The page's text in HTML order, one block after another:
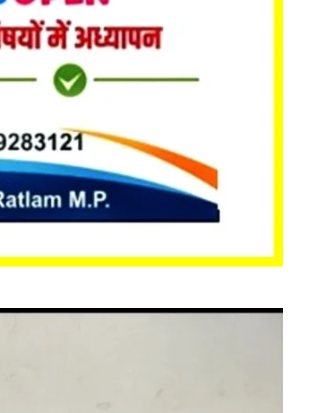
सरोकार : हाई स्कूल एवं हायर सेकेंडरी
परिणाम...
Bhatt Apr 15, 2026 0 122